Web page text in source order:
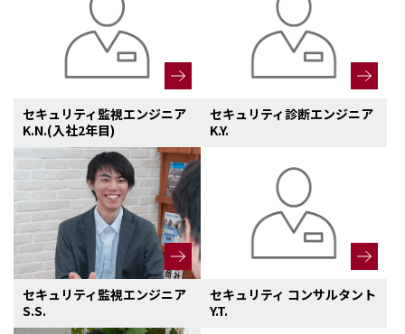
セキュリティ監視エンジニア
K.N.(入社2年目)
セキュリティ診断エンジニア
K.Y.
セキュリティ監視エンジニア
S.S.
セキュリティ コンサルタント
Y.T.